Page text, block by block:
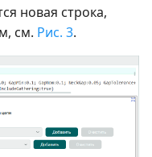
новая строка,
см. Рис. 3.